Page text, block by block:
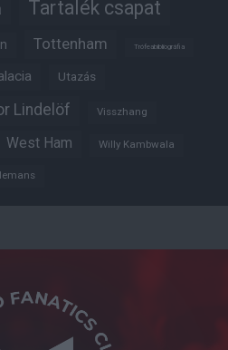
Tartalék csapat
Tottenham Trófeabibliográfia
Utazás
Lindelöf Visszhang
West Ham Willy Kambwala